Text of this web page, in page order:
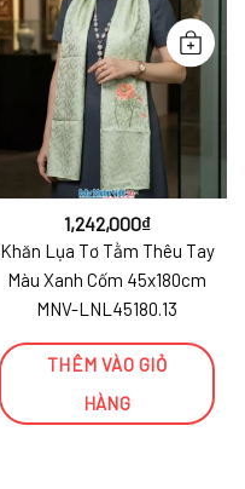
1,242,000₫
Khăn Lụa Tơ Tằm Thêu Tay
Màu Xanh Cốm 45x180cm
MNV-LNL45180.13
THÊM VÀO GIỎ
HÀNG